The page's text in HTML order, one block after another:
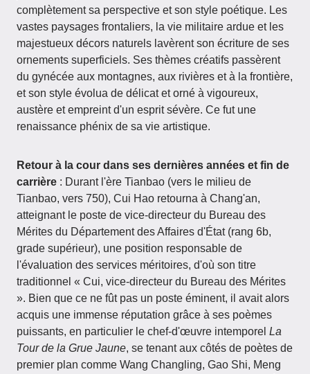
complètement sa perspective et son style poétique. Les
vastes paysages frontaliers, la vie militaire ardue et les
majestueux décors naturels lavèrent son écriture de ses
ornements superficiels. Ses thèmes créatifs passèrent
du gynécée aux montagnes, aux rivières et à la frontière,
et son style évolua de délicat et orné à vigoureux,
austère et empreint d'un esprit sévère. Ce fut une
renaissance phénix de sa vie artistique.
Retour à la cour dans ses dernières années et fin de
carrière : Durant l'ère Tianbao (vers le milieu de
Tianbao, vers 750), Cui Hao retourna à Chang'an,
atteignant le poste de vice-directeur du Bureau des
Mérites du Département des Affaires d'État (rang 6b,
grade supérieur), une position responsable de
l'évaluation des services méritoires, d'où son titre
traditionnel « Cui, vice-directeur du Bureau des Mérites
». Bien que ce ne fût pas un poste éminent, il avait alors
acquis une immense réputation grâce à ses poèmes
puissants, en particulier le chef-d'œuvre intemporel La
Tour de la Grue Jaune, se tenant aux côtés de poètes de
premier plan comme Wang Changling, Gao Shi, Meng